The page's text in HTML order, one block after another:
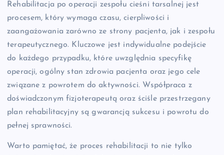
Rehabilitacja po operacji zespołu cieśni tarsalnej jest
procesem, który wymaga czasu, cierpliwości i
zaangażowania zarówno ze strony pacjenta, jak i zespołu
terapeutycznego. Kluczowe jest indywidualne podejście
do każdego przypadku, które uwzględnia specyfikę
operacji, ogólny stan zdrowia pacjenta oraz jego cele
związane z powrotem do aktywności. Współpraca z
doświadczonym fizjoterapeutą oraz ściśle przestrzegany
plan rehabilitacyjny są gwarancją sukcesu i powrotu do
pełnej sprawności.
Warto pamiętać, że proces rehabilitacji to nie tylko